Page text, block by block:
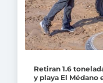
Retiran 1.6
y playa El Médano